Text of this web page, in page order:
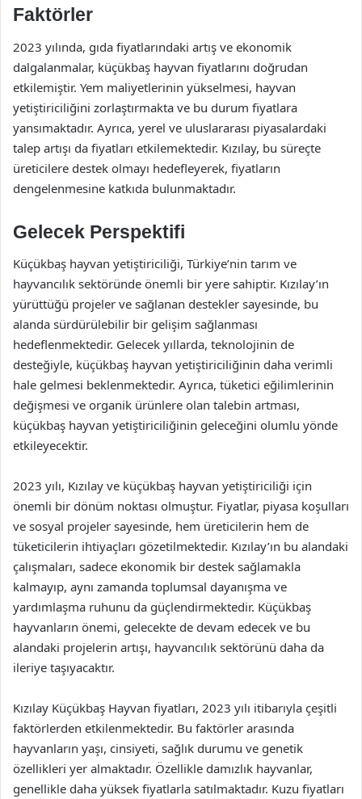
Faktörler
2023 yılında, gıda fiyatlarındaki artış ve ekonomik
dalgalanmalar, küçükbaş hayvan fiyatlarını doğrudan
etkilemiştir. Yem maliyetlerinin yükselmesi, hayvan
yetiştiriciliğini zorlaştırmakta ve bu durum fiyatlara
yansımaktadır. Ayrıca, yerel ve uluslararası piyasalardaki
talep artışı da fiyatları etkilemektedir. Kızılay, bu süreçte
üreticilere destek olmayı hedefleyerek, fiyatların
dengelenmesine katkıda bulunmaktadır.
Gelecek Perspektifi
Küçükbaş hayvan yetiştiriciliği, Türkiye’nin tarım ve
hayvancılık sektöründe önemli bir yere sahiptir. Kızılay’ın
yürüttüğü projeler ve sağlanan destekler sayesinde, bu
alanda sürdürülebilir bir gelişim sağlanması
hedeflenmektedir. Gelecek yıllarda, teknolojinin de
desteğiyle, küçükbaş hayvan yetiştiriciliğinin daha verimli
hale gelmesi beklenmektedir. Ayrıca, tüketici eğilimlerinin
değişmesi ve organik ürünlere olan talebin artması,
küçükbaş hayvan yetiştiriciliğinin geleceğini olumlu yönde
etkileyecektir.
2023 yılı, Kızılay ve küçükbaş hayvan yetiştiriciliği için
önemli bir dönüm noktası olmuştur. Fiyatlar, piyasa koşulları
ve sosyal projeler sayesinde, hem üreticilerin hem de
tüketicilerin ihtiyaçları gözetilmektedir. Kızılay’ın bu alandaki
çalışmaları, sadece ekonomik bir destek sağlamakla
kalmayıp, aynı zamanda toplumsal dayanışma ve
yardımlaşma ruhunu da güçlendirmektedir. Küçükbaş
hayvanların önemi, gelecekte de devam edecek ve bu
alandaki projelerin artışı, hayvancılık sektörünü daha da
ileriye taşıyacaktır.
Kızılay Küçükbaş Hayvan fiyatları, 2023 yılı itibarıyla çeşitli
faktörlerden etkilenmektedir. Bu faktörler arasında
hayvanların yaşı, cinsiyeti, sağlık durumu ve genetik
özellikleri yer almaktadır. Özellikle damızlık hayvanlar,
genellikle daha yüksek fiyatlarla satılmaktadır. Kuzu fiyatları